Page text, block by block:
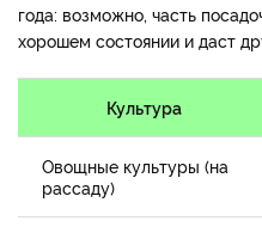
года: возможно, часть
хорошем состоянии и даст
Культура
Овощные культуры (на
рассаду)